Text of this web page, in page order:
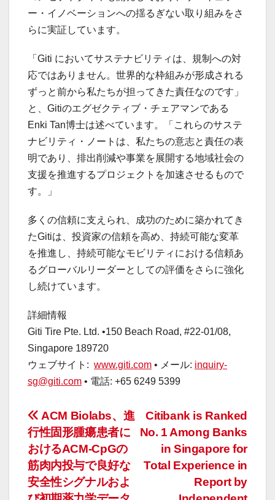
ー・イノベーションへの揺るぎない取り組みをさ
らに実証しています。
「Giti においてサステナビリティは、規制への対
応ではありません。世界的な枠組みが形成される
ずっと前から私たちが担ってきた責任なのです」
と、Gitiのエグゼクティブ・チェアマンである
Enki Tan博士は述べています。「これらのサステ
ナビリティ・ノートは、私たちの意志と責任の表
明であり、排出削減や事業を展開する地域社会の
支援を推進するプロジェクトを加速させるもので
す。」
多くの信頼に支えられ、成功のために築かれてき
たGitiは、投資家の信頼を高め、持続可能な変革
を推進し、持続可能なモビリティにおける信頼あ
るグローバルリーダーとしての評価をさらに強化
し続けています。
詳細情報
Giti Tire Pte. Ltd. •150 Beach Road, #22-01/08,
Singapore 189720
ウェブサイト: www.giti.com • メール: inquiry-
sg@giti.com • 電話: +65 6249 5399
投
稿
ナ
Citibank is Ranked
No. 1 Among Banks
in Singapore for
Total Experience in
Report by
ACM Biolabs、進
行性固形腫瘍患者に
おけるACM-CpGの
筋肉内投与で良好な
安全性シグナルおよ